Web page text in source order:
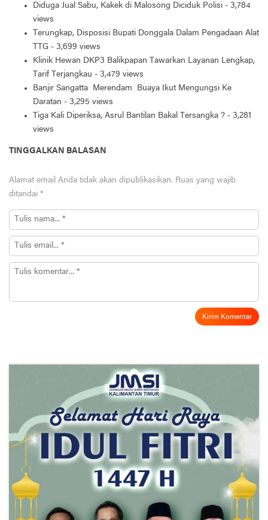
Diduga Jual Sabu, Kakek di Malosong Diciduk Polisi - 3,784
views
Terungkap, Disposisi Bupati Donggala Dalam Pengadaan Alat
TTG - 3,699 views
Klinik Hewan DKP3 Balikpapan Tawarkan Layanan Lengkap,
Tarif Terjangkau - 3,479 views
Banjir Sangatta Merendam Buaya Ikut Mengungsi Ke
Daratan - 3,295 views
Tiga Kali Diperiksa, Asrul Bantilan Bakal Tersangka ? - 3,281
views
TINGGALKAN BALASAN
Alamat email Anda tidak akan dipublikasikan. Ruas yang wajib
ditandai *